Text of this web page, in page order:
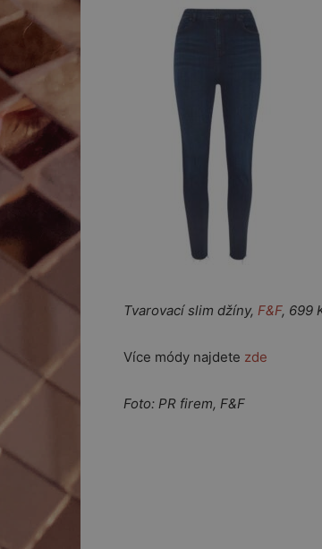
Tvarovací slim džíny, F&F,
Více módy najdete zde
Foto: PR firem, F&F